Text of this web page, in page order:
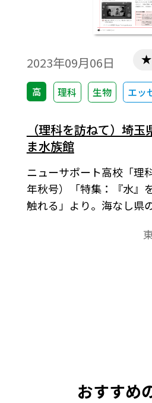
2023年09月06日
高 理科 生物 エッ
（理科を訪ねて）埼
ま水族館
ニューサポート高校「理
年秋号）「特集：『水』
触れる」より。海なし県
が日本一である。そんな
おすすめ